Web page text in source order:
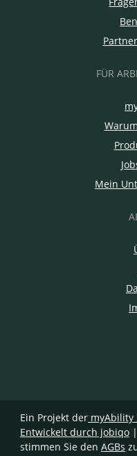
FÜR
Mein
Ein Projekt der myAbility
Entwickelt durch jobiqo
stimmen Sie den AGBs